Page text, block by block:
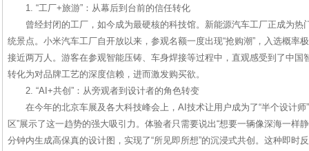
1. “工厂+旅游”：从幕后到台前的信任转化
曾经封闭的工厂，如今成为最硬核的科技馆。新能源汽车工厂正成为热
统景点。小米汽车工厂自开放以来，参观名额一度出现“抢购潮”，入选概率
接近两万人。游客在参观智能压铸、车身焊接等过程中，直观感受到了中国
转化为对品牌工艺的深度信赖，进而激发购买欲。
2. “AI+共创”：从旁观者到设计者的角色转变
在今年的北京车展及各大科技峰会上，AI技术让用户成为了“半个设计师
区”展示了这一趋势的强大吸引力。体验者只需要说出“想要一辆像深海一样
分钟内生成高保真的设计图，实现了“所见即所想”的沉浸式共创。这种即时